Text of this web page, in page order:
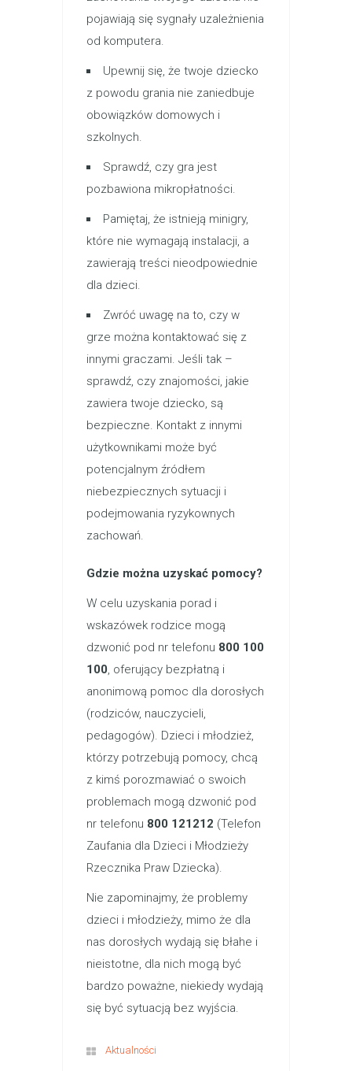
pojawiają się sygnały uzależnienia
od komputera.
Upewnij się, że twoje dziecko
z powodu grania nie zaniedbuje
obowiązków domowych i
szkolnych.
Sprawdź, czy gra jest
pozbawiona mikropłatności.
Pamiętaj, że istnieją minigry,
które nie wymagają instalacji, a
zawierają treści nieodpowiednie
dla dzieci.
Zwróć uwagę na to, czy w
grze można kontaktować się z
innymi graczami. Jeśli tak –
sprawdź, czy znajomości, jakie
zawiera twoje dziecko, są
bezpieczne. Kontakt z innymi
użytkownikami może być
potencjalnym źródłem
niebezpiecznych sytuacji i
podejmowania ryzykownych
zachowań.
Gdzie można uzyskać pomocy?
W celu uzyskania porad i
wskazówek rodzice mogą
dzwonić pod nr telefonu 800 100
100, oferujący bezpłatną i
anonimową pomoc dla dorosłych
(rodziców, nauczycieli,
pedagogów). Dzieci i młodzież,
którzy potrzebują pomocy, chcą
z kimś porozmawiać o swoich
problemach mogą dzwonić pod
nr telefonu 800 121212 (Telefon
Zaufania dla Dzieci i Młodzieży
Rzecznika Praw Dziecka).
Nie zapominajmy, że problemy
dzieci i młodzieży, mimo że dla
nas dorosłych wydają się błahe i
nieistotne, dla nich mogą być
bardzo poważne, niekiedy wydają
się być sytuacją bez wyjścia.
Aktualności